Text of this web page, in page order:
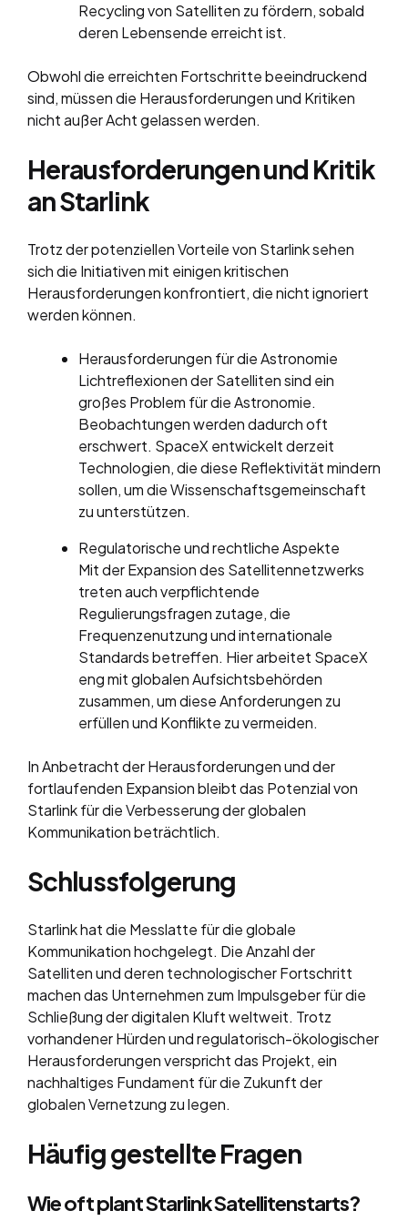
Recycling von Satelliten zu fördern, sobald
deren Lebensende erreicht ist.
Obwohl die erreichten Fortschritte beeindruckend
sind, müssen die Herausforderungen und Kritiken
nicht außer Acht gelassen werden.
Herausforderungen und Kritik
an Starlink
Trotz der potenziellen Vorteile von Starlink sehen
sich die Initiativen mit einigen kritischen
Herausforderungen konfrontiert, die nicht ignoriert
werden können.
Herausforderungen für die Astronomie
Lichtreflexionen der Satelliten sind ein
großes Problem für die Astronomie.
Beobachtungen werden dadurch oft
erschwert. SpaceX entwickelt derzeit
Technologien, die diese Reflektivität mindern
sollen, um die Wissenschaftsgemeinschaft
zu unterstützen.
Regulatorische und rechtliche Aspekte
Mit der Expansion des Satellitennetzwerks
treten auch verpflichtende
Regulierungsfragen zutage, die
Frequenzenutzung und internationale
Standards betreffen. Hier arbeitet SpaceX
eng mit globalen Aufsichtsbehörden
zusammen, um diese Anforderungen zu
erfüllen und Konflikte zu vermeiden.
In Anbetracht der Herausforderungen und der
fortlaufenden Expansion bleibt das Potenzial von
Starlink für die Verbesserung der globalen
Kommunikation beträchtlich.
Schlussfolgerung
Starlink hat die Messlatte für die globale
Kommunikation hochgelegt. Die Anzahl der
Satelliten und deren technologischer Fortschritt
machen das Unternehmen zum Impulsgeber für die
Schließung der digitalen Kluft weltweit. Trotz
vorhandener Hürden und regulatorisch-ökologischer
Herausforderungen verspricht das Projekt, ein
nachhaltiges Fundament für die Zukunft der
globalen Vernetzung zu legen.
Häufig gestellte Fragen
Wie oft plant Starlink Satellitenstarts?